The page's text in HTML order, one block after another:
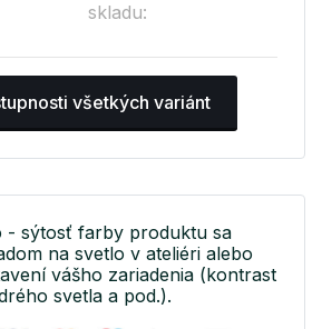
skladu:
všetkých variánt
- sýtosť farby produktu sa
na svetlo v ateliéri alebo
vášho zariadenia (kontrast
svetla a pod.).